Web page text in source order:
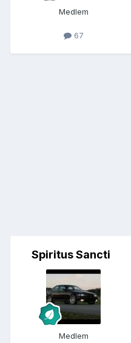
Medlem
67
Spiritus Sancti
Medlem